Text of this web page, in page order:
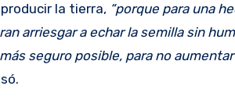
la tierra, “porque para una
arriesgar a echar la semilla sin
seguro posible, para no